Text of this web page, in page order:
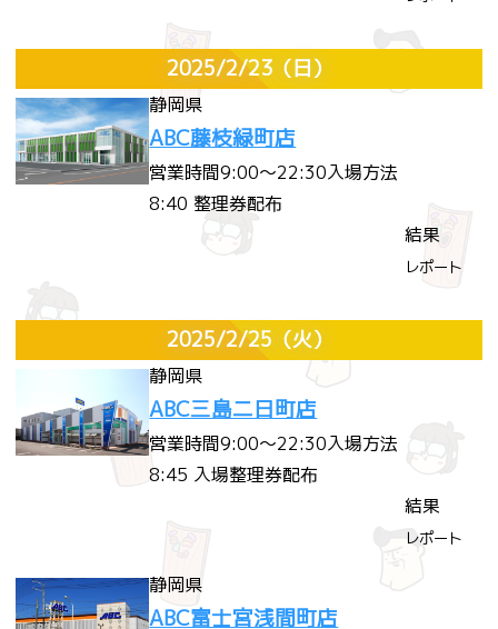
2025/2/23（日）
静岡県
ABC藤枝緑町店
営業時間9:00～22:30入場方法
8:40 整理券配布
結果
レポート
2025/2/25 （火）
静岡県
ABC三島二日町店
営業時間9:00～22:30入場方法
8:45 入場整理券配布
結果
レポート
静岡県
ABC富士宮浅間町店